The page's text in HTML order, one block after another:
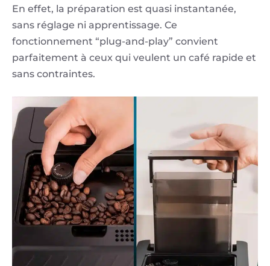
En effet, la préparation est quasi instantanée,
sans réglage ni apprentissage. Ce
fonctionnement “plug-and-play” convient
parfaitement à ceux qui veulent un café rapide et
sans contraintes.